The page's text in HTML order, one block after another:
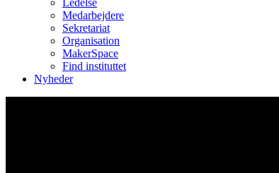
Ledelse
Medarbejdere
Sekretariat
Organisation
MakerSpace
Find instituttet
Nyheder